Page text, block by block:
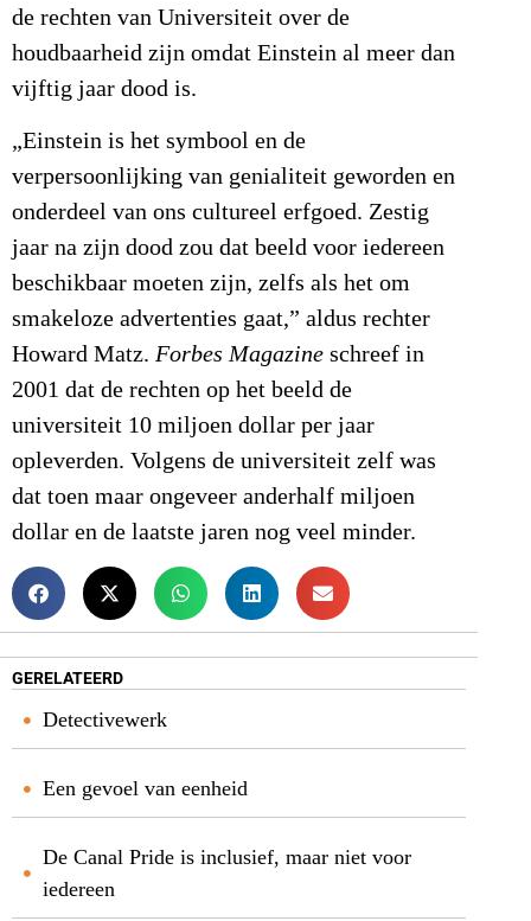
de rechten van Universiteit over de
houdbaarheid zijn omdat Einstein al meer dan
vijftig jaar dood is.
„Einstein is het symbool en de
verpersoonlijking van genialiteit geworden en
onderdeel van ons cultureel erfgoed. Zestig
jaar na zijn dood zou dat beeld voor iedereen
beschikbaar moeten zijn, zelfs als het om
smakeloze advertenties gaat,” aldus rechter
Howard Matz. Forbes Magazine schreef in
2001 dat de rechten op het beeld de
universiteit 10 miljoen dollar per jaar
opleverden. Volgens de universiteit zelf was
dat toen maar ongeveer anderhalf miljoen
dollar en de laatste jaren nog veel minder.
GERELATEERD
Detectivewerk
Een gevoel van eenheid
De Canal Pride is inclusief, maar niet voor
iedereen